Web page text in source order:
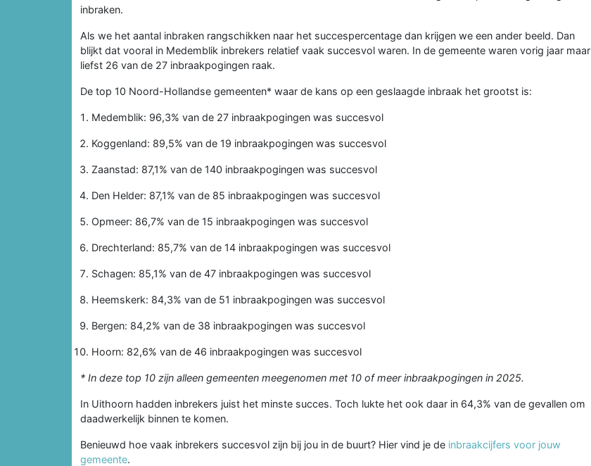
inbraken.
Als we het aantal inbraken rangschikken naar het succespercentage dan krijgen we een ander beeld. Dan
blijkt dat vooral in Medemblik inbrekers relatief vaak succesvol waren. In de gemeente waren vorig jaar maar
liefst 26 van de 27 inbraakpogingen raak.
De top 10 Noord-Hollandse gemeenten* waar de kans op een geslaagde inbraak het grootst is:
Medemblik: 96,3% van de 27 inbraakpogingen was succesvol
Koggenland: 89,5% van de 19 inbraakpogingen was succesvol
Zaanstad: 87,1% van de 140 inbraakpogingen was succesvol
Den Helder: 87,1% van de 85 inbraakpogingen was succesvol
Opmeer: 86,7% van de 15 inbraakpogingen was succesvol
Drechterland: 85,7% van de 14 inbraakpogingen was succesvol
Schagen: 85,1% van de 47 inbraakpogingen was succesvol
Heemskerk: 84,3% van de 51 inbraakpogingen was succesvol
Bergen: 84,2% van de 38 inbraakpogingen was succesvol
Hoorn: 82,6% van de 46 inbraakpogingen was succesvol
* In deze top 10 zijn alleen gemeenten meegenomen met 10 of meer inbraakpogingen in 2025.
In Uithoorn hadden inbrekers juist het minste succes. Toch lukte het ook daar in 64,3% van de gevallen om
daadwerkelijk binnen te komen.
Benieuwd hoe vaak inbrekers succesvol zijn bij jou in de buurt? Hier vind je de inbraakcijfers voor jouw
gemeente.